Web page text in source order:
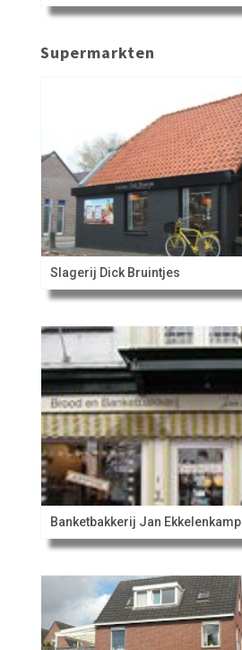
Supermarkten
Slagerij Dick Bruintjes
Banketbakkerij Jan Ekkelenkamp